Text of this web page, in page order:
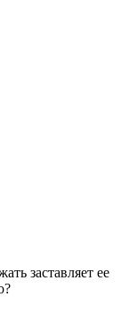
заставляет ее